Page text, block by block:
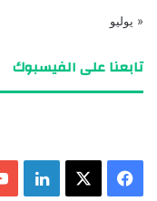
« يوليو
تابعنا على الفيسبوك